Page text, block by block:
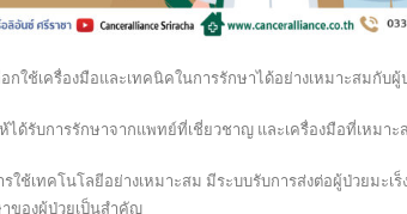
กใช้เครื่องมือและเทคนิคในการรักษาได้อย่างเหมาะสมกับผู้
ได้รับการรักษาจากแพทย์ที่เชี่ยวชาญ และเครื่องมือที่เหม
ใช้เทคโนโลยีอย่างเหมาะสม มีระบบรับการส่งต่อผู้ป่วยมะ
ของผู้ป่วยเป็นสำคัญ